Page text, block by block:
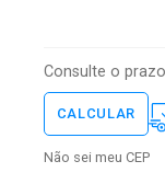
Consulte o
Não sei meu CEP